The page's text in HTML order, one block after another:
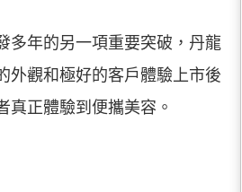
多年的另一項重要突破，丹龍
外觀和極好的客戶體驗上市後
真正體驗到便攜美容。